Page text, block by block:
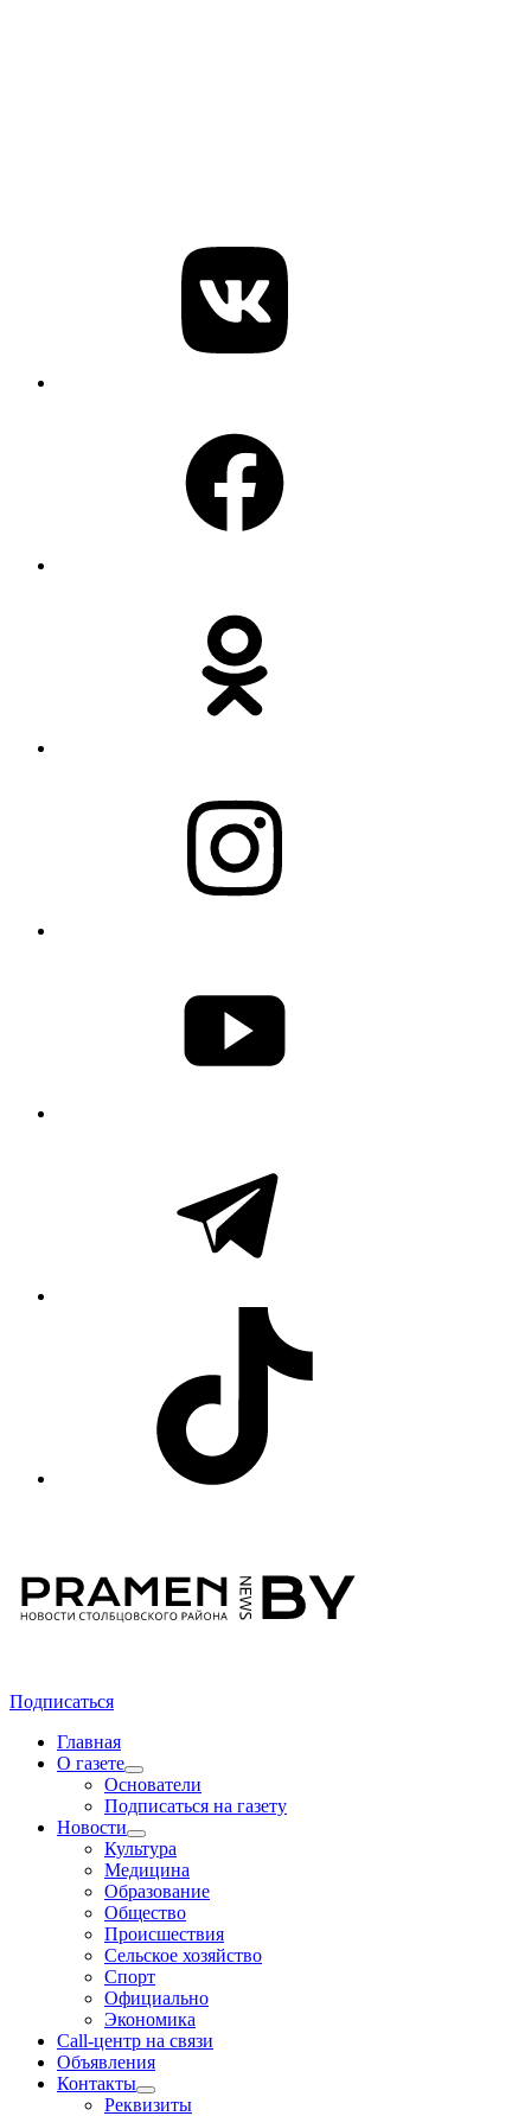
Подписаться
Главная
О газете
Основатели
Подписаться на газету
Новости
Культура
Медицина
Образование
Общество
Происшествия
Сельское хозяйство
Спорт
Официально
Экономика
Call-центр на связи
Объявления
Контакты
Реквизиты